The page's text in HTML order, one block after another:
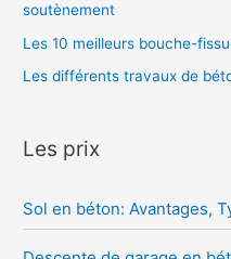
soutènement
Les 10 meilleurs bouche-
Les différents travaux de
Les prix
Sol en béton: Avantages,